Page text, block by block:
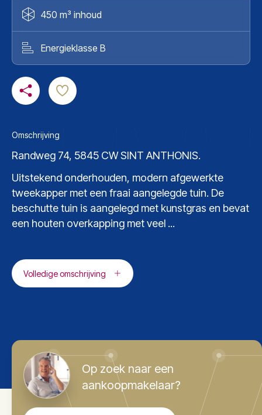
450 m³ inhoud
Energieklasse B
Omschrijving
Randweg 74, 5845 CW SINT ANTHONIS.
Uitstekend onderhouden, modern afgewerkte
tweekapper met een fraai aangelegde tuin. De
beschutte tuin is aangelegd met kunstgras en bevat
een houten overkapping met veel ...
Volledige omschrijving
Op zoek naar een
aankoopmakelaar?